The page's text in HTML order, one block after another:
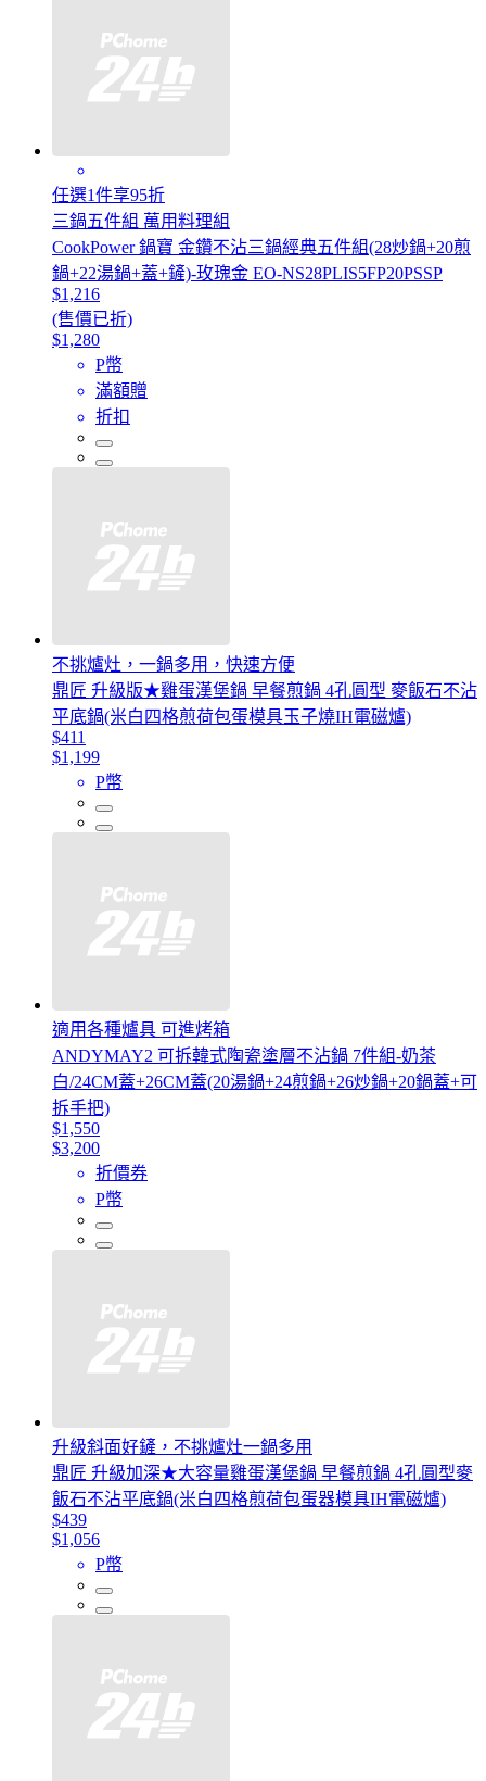
任選1件享95折
三鍋五件組 萬用料理組
CookPower 鍋寶 金鑽不沾三鍋經典五件組(28炒鍋+20煎
鍋+22湯鍋+蓋+鏟)-玫瑰金 EO-NS28PLIS5FP20PSSP
$1,216
(售價已折)
$1,280
P幣
滿額贈
折扣
不挑爐灶，一鍋多用，快速方便
鼎匠 升級版★雞蛋漢堡鍋 早餐煎鍋 4孔圓型 麥飯石不沾
平底鍋(米白四格煎荷包蛋模具玉子燒IH電磁爐)
$411
$1,199
P幣
適用各種爐具 可進烤箱
ANDYMAY2 可拆韓式陶瓷塗層不沾鍋 7件組-奶茶
白/24CM蓋+26CM蓋(20湯鍋+24煎鍋+26炒鍋+20鍋蓋+可
拆手把)
$1,550
$3,200
折價券
P幣
升級斜面好鏟，不挑爐灶一鍋多用
鼎匠 升級加深★大容量雞蛋漢堡鍋 早餐煎鍋 4孔圓型麥
飯石不沾平底鍋(米白四格煎荷包蛋器模具IH電磁爐)
$439
$1,056
P幣